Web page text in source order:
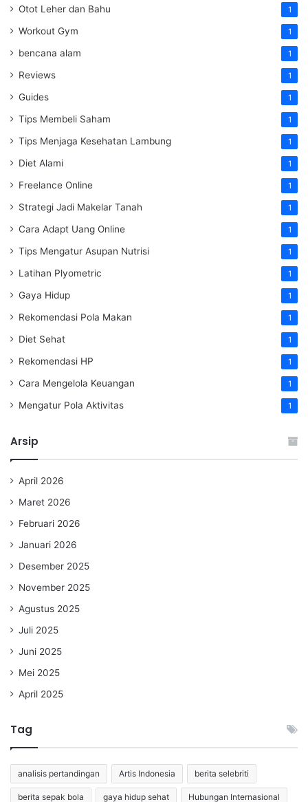
Otot Leher dan Bahu 1
Workout Gym 1
bencana alam 1
Reviews 1
Guides 1
Tips Membeli Saham 1
Tips Menjaga Kesehatan Lambung 1
Diet Alami 1
Freelance Online 1
Strategi Jadi Makelar Tanah 1
Cara Adapt Uang Online 1
Tips Mengatur Asupan Nutrisi 1
Latihan Plyometric 1
Gaya Hidup 1
Rekomendasi Pola Makan 1
Diet Sehat 1
Rekomendasi HP 1
Cara Mengelola Keuangan 1
Mengatur Pola Aktivitas 1
Arsip
April 2026
Maret 2026
Februari 2026
Januari 2026
Desember 2025
November 2025
Agustus 2025
Juli 2025
Juni 2025
Mei 2025
April 2025
Tag
analisis pertandingan Artis Indonesia berita selebriti
berita sepak bola gaya hidup sehat Hubungan Internasional